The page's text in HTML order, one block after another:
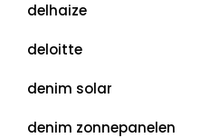
delhaize
deloitte
denim solar
denim zonnepanelen